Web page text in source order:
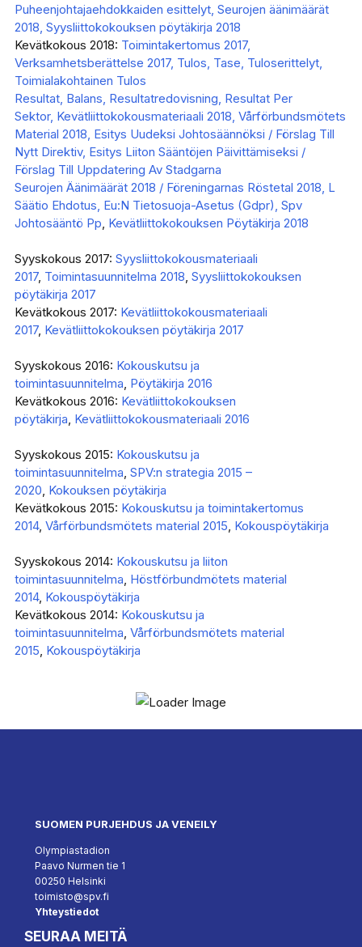
Puheenjohtajaehdokkaiden esittelyt, Seurojen äänimäärät
2018, Syysliittokokouksen pöytäkirja 2018
Kevätkokous 2018: Toimintakertomus 2017,
Verksamhetsberättelse 2017, Tulos, Tase, Tuloserittelyt,
Toimialakohtainen Tulos
Resultat, Balans, Resultatredovisning, Resultat Per
Sektor, Kevätliittokokousmateriaali 2018, Vårförbundsmötets
Material 2018, Esitys Uudeksi Johtosäännöksi / Förslag Till
Nytt Direktiv, Esitys Liiton Sääntöjen Päivittämiseksi /
Förslag Till Uppdatering Av Stadgarna
Seurojen Äänimäärät 2018 / Föreningarnas Röstetal 2018, L
Säätio Ehdotus, Eu:N Tietosuoja-Asetus (Gdpr), Spv
Johtosääntö Pp, Kevätliittokokouksen Pöytäkirja 2018
Syyskokous 2017: Syysliittokokousmateriaali
2017, Toimintasuunnitelma 2018, Syysliittokokouksen
pöytäkirja 2017
Kevätkokous 2017: Kevätliittokokousmateriaali
2017, Kevätliittokokouksen pöytäkirja 2017
Syyskokous 2016: Kokouskutsu ja
toimintasuunnitelma, Pöytäkirja 2016
Kevätkokous 2016: Kevätliittokokouksen
pöytäkirja, Kevätliittokokousmateriaali 2016
Syyskokous 2015: Kokouskutsu ja
toimintasuunnitelma, SPV:n strategia 2015 –
2020, Kokouksen pöytäkirja
Kevätkokous 2015: Kokouskutsu ja toimintakertomus
2014, Vårförbundsmötets material 2015, Kokouspöytäkirja
Syyskokous 2014: Kokouskutsu ja liiton
toimintasuunnitelma, Höstförbundmötets material
2014, Kokouspöytäkirja
Kevätkokous 2014: Kokouskutsu ja
toimintasuunnitelma, Vårförbundsmötets material
2015, Kokouspöytäkirja
SUOMEN PURJEHDUS JA VENEILY
Olympiastadion
Paavo Nurmen tie 1
00250 Helsinki
toimisto@spv.fi
Yhteystiedot
SEURAA MEITÄ